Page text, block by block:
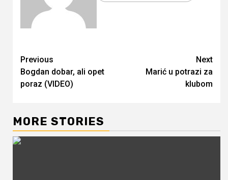
Continue
Reading
Previous
Bogdan dobar, ali opet
poraz (VIDEO)
Next
Marić u potrazi za
klubom
MORE STORIES